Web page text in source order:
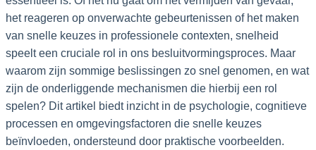
het reageren op onverwachte gebeurtenissen of het maken
van snelle keuzes in professionele contexten, snelheid
speelt een cruciale rol in ons besluitvormingsproces. Maar
waarom zijn sommige beslissingen zo snel genomen, en wat
zijn de onderliggende mechanismen die hierbij een rol
spelen? Dit artikel biedt inzicht in de psychologie, cognitieve
processen en omgevingsfactoren die snelle keuzes
beïnvloeden, ondersteund door praktische voorbeelden.